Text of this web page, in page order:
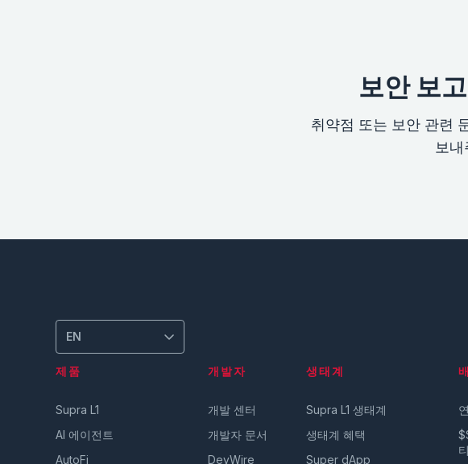
보안 보
취약점 또는 보안 관련
보
EN
제품
Supra L1
AI 에이전트
AutoFi
개발자
개발 센터
개발자 문서
DevWire
생태계
Supra L1 생태계
생태계 혜택
Super dApp